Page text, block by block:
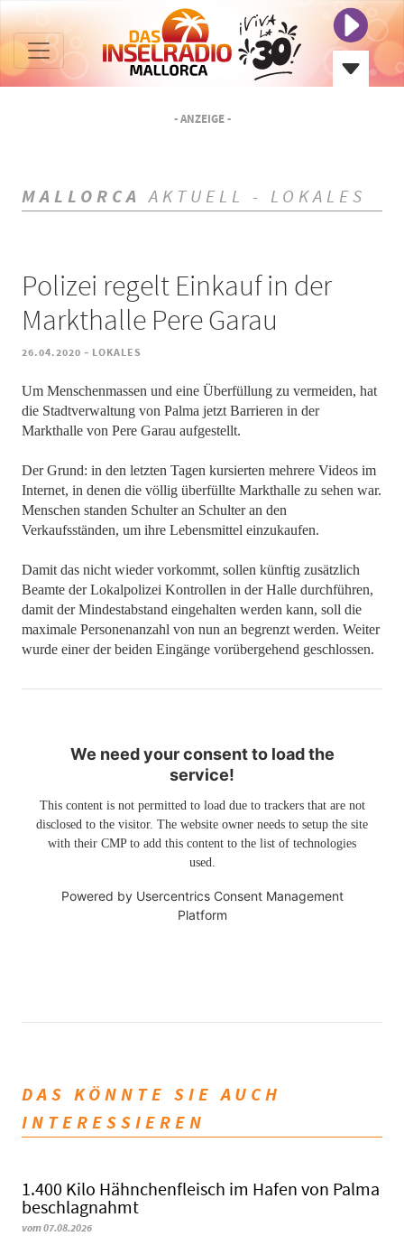
- ANZEIGE -
MALLORCA AKTUELL - LOKALES
Polizei regelt Einkauf in der
Markthalle Pere Garau
26.04.2020 - LOKALES
Um Menschenmassen und eine Überfüllung zu vermeiden, hat
die Stadtverwaltung von Palma jetzt Barrieren in der
Markthalle von Pere Garau aufgestellt.
Der Grund: in den letzten Tagen kursierten mehrere Videos im
Internet, in denen die völlig überfüllte Markthalle zu sehen war.
Menschen standen Schulter an Schulter an den
Verkaufsständen, um ihre Lebensmittel einzukaufen.
Damit das nicht wieder vorkommt, sollen künftig zusätzlich
Beamte der Lokalpolizei Kontrollen in der Halle durchführen,
damit der Mindestabstand eingehalten werden kann, soll die
maximale Personenanzahl von nun an begrenzt werden. Weiter
wurde einer der beiden Eingänge vorübergehend geschlossen.
We need your consent to load the
service!
This content is not permitted to load due to trackers that are not
disclosed to the visitor. The website owner needs to setup the site
with their CMP to add this content to the list of technologies
used.
Powered by Usercentrics Consent Management
Platform
DAS KÖNNTE SIE AUCH
INTERESSIEREN
1.400 Kilo Hähnchenfleisch im Hafen von Palma
beschlagnahmt
vom 07.08.2026